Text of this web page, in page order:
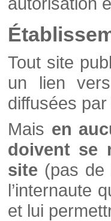
Tout site
un lien
diffusées
Mais en
doivent se
site (pas de
l’internaute
et lui